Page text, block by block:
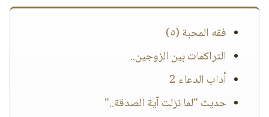
فقه المحبة (٥)
التراكمات بين الزوجين..
أداب الدعاء 2
حديث "لما نزلت آية الصدقة.."